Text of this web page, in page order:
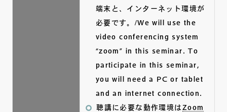
端末と、インターネット環境が
必要です。/We will use the
video conferencing system
“zoom” in this seminar. To
participate in this seminar,
you will need a PC or tablet
and an internet connection.
聴講に必要な動作環境は Zoom